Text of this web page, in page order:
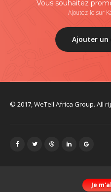
Vous souhaitez
Ajoutez-le sur
Ajouter un
© 2017, WeTell Africa Group. All
Je